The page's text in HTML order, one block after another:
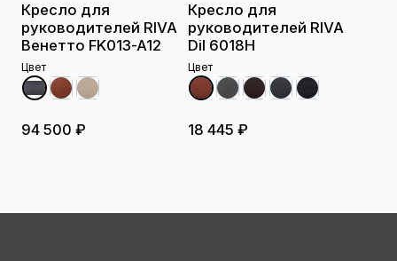
Кресло для
руководителей RIVA
Венетто FK013-A12
Цвет
94 500 ₽
Кресло для
руководителей RIVA
Dil 6018H
Цвет
18 445 ₽